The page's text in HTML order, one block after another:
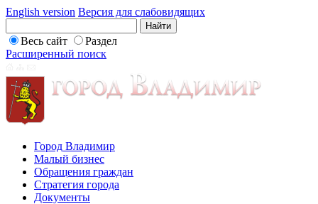
English version Версия для слабовидящих
Весь сайт
Раздел
Расширенный поиск
Город Владимир
Малый бизнес
Обращения граждан
Стратегия города
Документы